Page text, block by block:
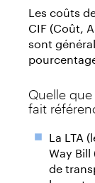
Les coûts
CIF (Coût,
sont
Quelle
fait
La LTA
Way
de